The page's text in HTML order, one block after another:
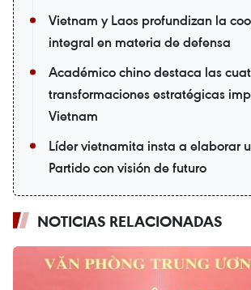
Vietnam y Laos profundizan la
integral en materia de defensa
Académico chino destaca las
transformaciones estratégicas
Vietnam
Líder vietnamita insta a elaborar
Partido con visión de futuro
NOTICIAS RELACIONADAS